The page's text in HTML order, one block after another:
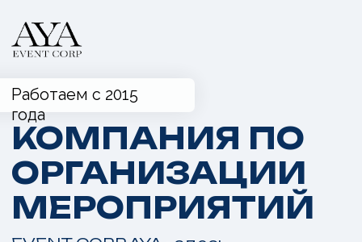
КОМПАНИЯ ПО
ОРГАНИЗАЦИИ
МЕРОПРИЯТИЙ
EVENT CORP AYA - здесь
начинается ваше идеальное
мероприятие!